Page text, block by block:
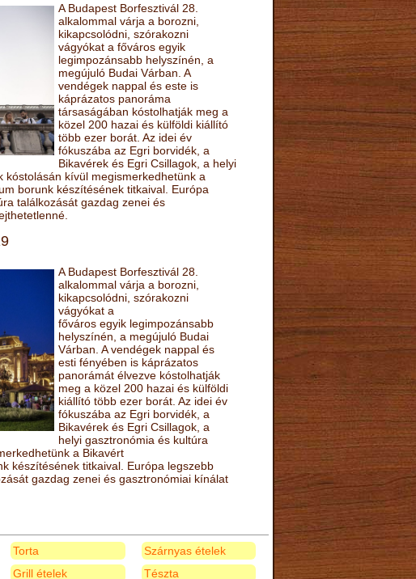
A Budapest Borfesztivál 28.
alkalommal várja a borozni,
kikapcsolódni, szórakozni
vágyókat a főváros egyik
legimpozánsabb helyszínén, a
megújuló Budai Várban. A
vendégek nappal és este is
káprázatos panoráma
társaságában kóstolhatják meg a
közel 200 hazai és külföldi kiállító
több ezer borát. Az idei év
fókuszába az Egri borvidék, a
Bikavérek és Egri Csillagok, a helyi
kóstolásán kívül megismerkedhetünk a
borunk készítésének titkaival. Európa
találkozását gazdag zenei és
A Budapest Borfesztivál 28.
alkalommal várja a borozni,
kikapcsolódni, szórakozni
vágyókat a
főváros egyik legimpozánsabb
helyszínén, a megújuló Budai
Várban. A vendégek nappal és
esti fényében is káprázatos
panorámát élvezve kóstolhatják
meg a közel 200 hazai és külföldi
kiállító több ezer borát. Az idei év
fókuszába az Egri borvidék, a
Bikavérek és Egri Csillagok, a
helyi gasztronómia és kultúra
a Bikavért
készítésének titkaival. Európa legszebb
gazdag zenei és gasztronómiai kínálat
Torta
Grill ételek
Szárnyas ételek
Tészta